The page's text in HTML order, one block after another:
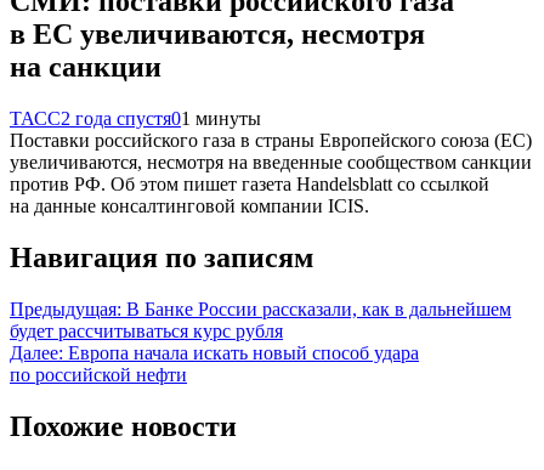
в ЕС увеличиваются, несмотря
на санкции
ТАСС2 года спустя01 минуты
Поставки российского газа в страны Европейского союза (ЕС)
увеличиваются, несмотря на введенные сообществом санкции
против РФ. Об этом пишет газета Handelsblatt со ссылкой
на данные консалтинговой компании ICIS.
Навигация по записям
Предыдущая: В Банке России рассказали, как в дальнейшем
будет рассчитываться курс рубля
Далее: Европа начала искать новый способ удара
по российской нефти
Похожие новости